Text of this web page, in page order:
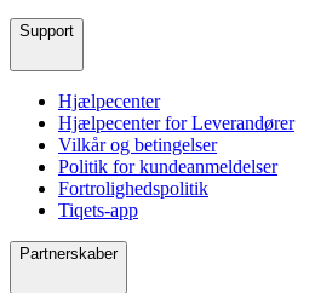
Support
Hjælpecenter
Hjælpecenter for Leverandører
Vilkår og betingelser
Politik for kundeanmeldelser
Fortrolighedspolitik
Tiqets-app
Partnerskaber